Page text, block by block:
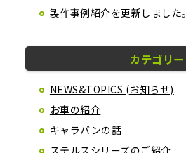
製作事例紹介を更新しました。
カテゴリー
NEWS&TOPICS (お知らせ)
お車の紹介
キャラバンの話